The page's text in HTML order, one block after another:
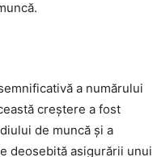
a numărului
creștere a fost
de muncă și a
deosebită asigurării unui